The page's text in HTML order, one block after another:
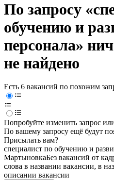
По запросу
обучению и
персонала»
не найдено
Есть 6 вакансий по похожим
Попробуйте изменить запрос
По вашему запросу ещё будут
Присылать вам?
специалист по обучению и
МартыновкаБез вакансий от
слова в названии вакансии, в
описании вакансии